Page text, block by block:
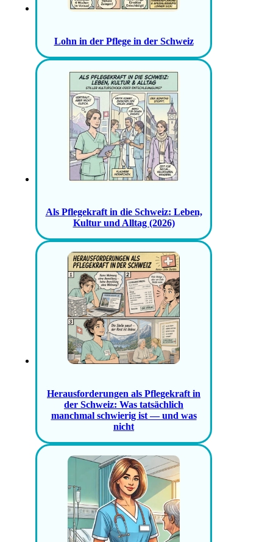
Lohn in der Pflege in der Schweiz
Als Pflegekraft in die Schweiz: Leben,
Kultur und Alltag (2026)
Herausforderungen als Pflegekraft in
der Schweiz: Was tatsächlich
manchmal schwierig ist — und was
nicht